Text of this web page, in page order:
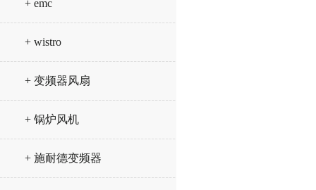
+ emc
+ wistro
+ 变频器风扇
+ 锅炉风机
+ 施耐德变频器